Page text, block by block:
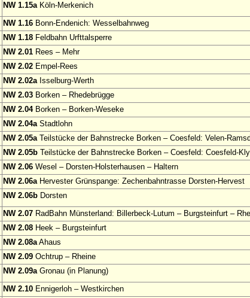
NW 1.15aKöln-Merkenich
NW 1.16 Bonn-Endenich: Wesselbahnweg
NW 1.18 Feldbahn Urfttalsperre
NW 2.01 Rees – Mehr
NW 2.02 Empel-Rees
NW 2.02aIsselburg-Werth
NW 2.03 Borken – Rhedebrügge
NW 2.04Borken – Borken-Weseke
NW 2.04aStadtlohn
NW 2.05aTeilstücke der Bahnstrecke Borken – Coesfeld: Velen-
NW 2.05b Teilstücke der Bahnstrecke Borken – Coesfeld: Coesfeld-
NW 2.06 Wesel – Dorsten-Holsterhausen – Haltern
NW 2.06aHervester Grünspange: Zechenbahntrasse Dorsten-Hervest
NW 2.06b Dorsten
NW 2.07 RadBahn Münsterland: Billerbeck-Lutum – Burgsteinfurt –
NW 2.08 Heek – Burgsteinfurt
NW 2.08aAhaus
NW 2.09 Ochtrup – Rheine
NW 2.09aGronau (in Planung)
NW 2.10 Ennigerloh – Westkirchen